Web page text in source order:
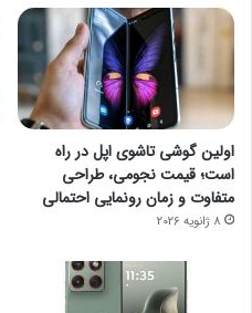
اولین گوشی تاشوی اپل در راه
است؛ قیمت نجومی، طراحی
متفاوت و زمان رونمایی احتمالی
8 ژانویه 2026